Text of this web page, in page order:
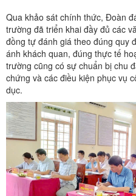
Qua khảo sát chính thức, Đoàn
trường đã triển khai đầy đủ các
đồng tự đánh giá theo đúng quy
ánh khách quan, đúng thực tế
trường cũng có sự chuẩn bị chu
chứng và các điều kiện phục vụ
dục.